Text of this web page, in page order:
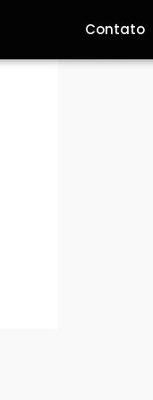
Contato